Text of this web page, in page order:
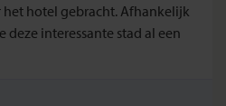
het hotel gebracht. Afhankelijk
interessante stad al een